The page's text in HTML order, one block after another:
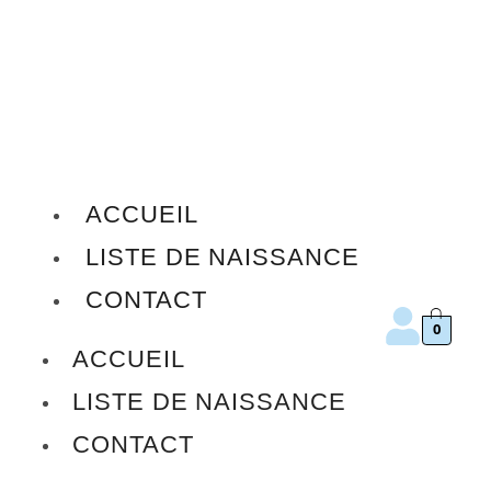
ACCUEIL
LISTE DE NAISSANCE
CONTACT
ACCUEIL
LISTE DE NAISSANCE
CONTACT
0